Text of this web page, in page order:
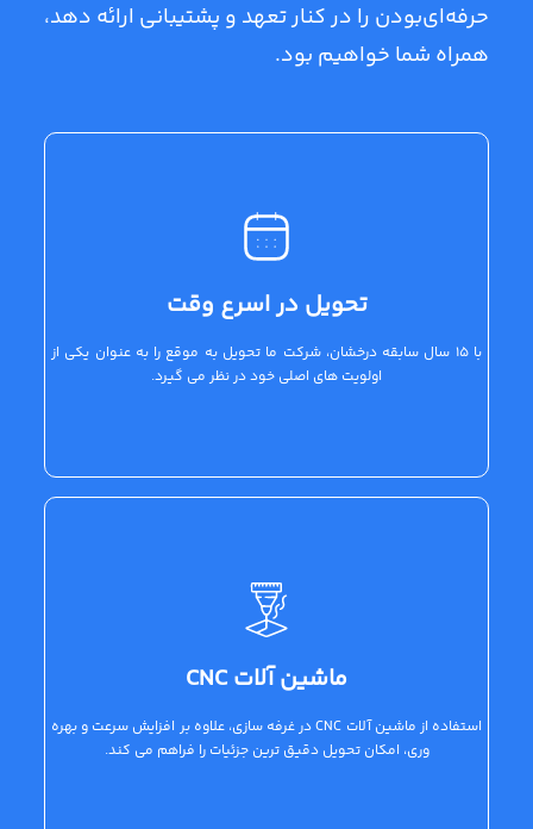
حرفه‌ای‌بودن را در کنار تعهد و پشتیبانی ارائه دهد،
همراه شما خواهیم بود.
تحویل در اسرع وقت
با 15 سال سابقه درخشان، شرکت ما تحویل به موقع را به عنوان یکی از
اولویت های اصلی خود در نظر می گیرد.
ماشین آلات CNC
استفاده از ماشین آلات CNC در غرفه سازی، علاوه بر افزایش سرعت و بهره
وری، امکان تحویل دقیق ترین جزئیات را فراهم می کند.